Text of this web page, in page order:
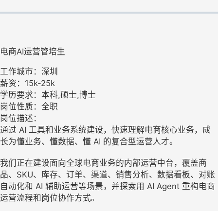
电商AI运营管培生
工作城市：深圳
薪资：15k-25k
学历要求：本科,硕士,博士
岗位性质：全职
岗位描述：
通过 AI 工具和业务系统建设，快速理解电商核心业务，成
长为懂业务、懂数据、懂 AI 的复合型运营人才。
我们正在建设面向全球电商业务的内部运营中台，覆盖商
品、SKU、库存、订单、渠道、销售分析、数据看板、对账
自动化和 AI 辅助运营等场景，并探索用 AI Agent 重构电商
运营流程和岗位协作方式。